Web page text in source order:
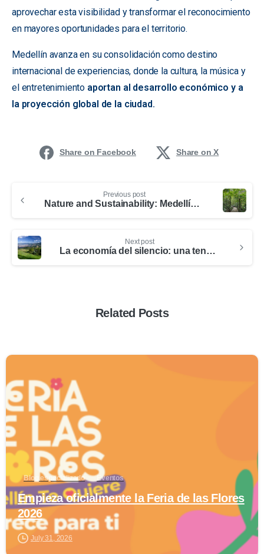
aprovechar esta visibilidad y transformar el reconocimiento
en mayores oportunidades para el territorio.
Medellín avanza en su consolidación como destino
internacional de experiencias, donde la cultura, la música y
el entretenimiento aportan al desarrollo económico y a
la proyección global de la ciudad.
Share on Facebook Share on X
Previous post
Nature and Sustainability: Medellín and Antioquia’s Commitment to Global Tourism Challenges
Next post
La economía del silencio: una tendencia que redefine el turismo y abre oportunidades para Medellín y Antioquia
Related Posts
Blog especializado Eventos
Empieza oficialmente la Feria de las Flores
2026
July 31, 2026